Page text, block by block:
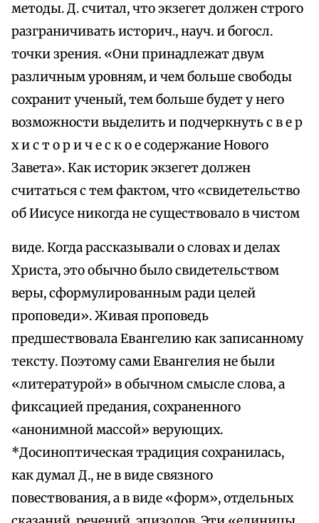
методы. Д. считал, что экзегет должен строго
разграничивать историч., науч. и богосл.
точки зрения. «Они принадлежат двум
различным уровням, и чем больше свободы
сохранит ученый, тем больше будет у него
возможности выделить и подчеркнуть с в е р
х и с т о р и ч е с к о е содержание Нового
Завета». Как историк экзегет должен
считаться с тем фактом, что «свидетельство
об Иисусе никогда не существовало в чистом
виде. Когда рассказывали о словах и делах
Христа, это обычно было свидетельством
веры, сформулированным ради целей
проповеди». Живая проповедь
предшествовала Евангелию как записанному
тексту. Поэтому сами Евангелия не были
«литературой» в обычном смысле слова, а
фиксацией предания, сохраненного
«анонимной массой» верующих.
*Досиноптическая традиция сохранилась,
как думал Д., не в виде связного
повествования, а в виде «форм», отдельных